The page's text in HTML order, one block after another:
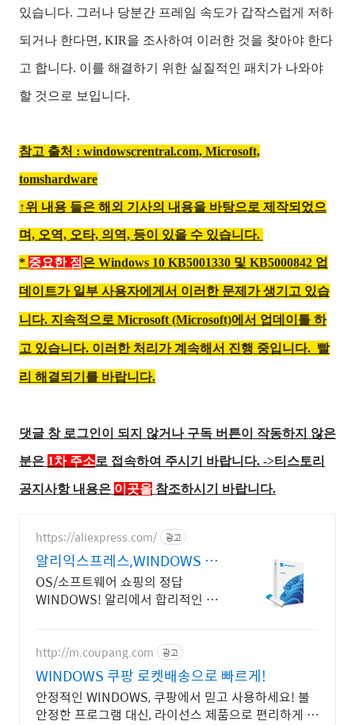
있습니다. 그러나 당분간 프레임 속도가 갑작스럽게 저하
되거나 한다면, KIR을 조사하여 이러한 것을 찾아야 한다
고 합니다. 이를 해결하기 위한 실질적인 패치가 나와야
할 것으로 보입니다.
참고 출처 : windowscrentral.com, Microsoft,
tomshardware
↑위 내용 들은 해외 기사의 내용을 바탕으로 제작되었으
며, 오역, 오타, 의역, 등이 있을 수 있습니다.
* 중요한 점 은 Windows 10 KB5001330 및 KB5000842 업
데이트가 일부 사용자에게서 이러한 문제가 생기고 있습
니다. 지속적으로 Microsoft (Microsoft)에서 업데이틀 하
고 있습니다. 이러한 처리가 계속해서 진행 중입니다. 빨
리 해결되기를 바랍니다.
댓글 창 로그인이 되지 않거나 구독 버튼이 작동하지 않은
분은 1차 주소로 접속하여 주시기 바랍니다. ->티스토리
공지사항 내용은 이곳을 참조하시기 바랍니다.
https://aliexpress.com/ 광고
알리익스프레스,WINDOWS 내
맘에 쏙드는 오늘의 특가
OS/소프트웨어 쇼핑의 정답
WINDOWS! 알리에서 합리적인 가
http://m.coupang.com 광고
WINDOWS 쿠팡 로켓배송으로 빠르게!
안정적인 WINDOWS, 쿠팡에서 믿고 사용하세요! 불
안정한 프로그램 대신, 라이선스 제품으로 편리하게 시